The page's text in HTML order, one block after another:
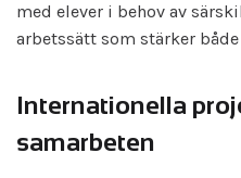
med elever i behov av
arbetssätt som stärker
Internationella
samarbeten